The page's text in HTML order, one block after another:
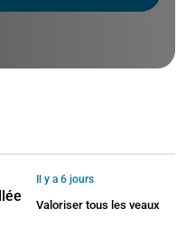
Il y a 6 jours
Valoriser tous les veaux